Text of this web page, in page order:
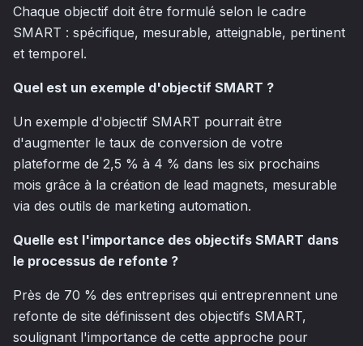
Chaque objectif doit être formulé selon le cadre
SMART : spécifique, mesurable, atteignable, pertinent
et temporel.
Quel est un exemple d'objectif SMART ?
Un exemple d'objectif SMART pourrait être
d'augmenter le taux de conversion de votre
plateforme de 2,5 % à 4 % dans les six prochains
mois grâce à la création de lead magnets, mesurable
via des outils de marketing automation.
Quelle est l'importance des objectifs SMART dans
le processus de refonte ?
Près de 70 % des entreprises qui entreprennent une
refonte de site définissent des objectifs SMART,
soulignant l'importance de cette approche pour